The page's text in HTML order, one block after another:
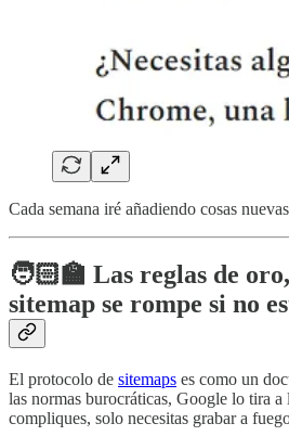
Cada semana iré añadiendo cosas
🧑🏻‍🏫 Las reglas de
sitemap se rompe si no
El protocolo de sitemaps es como un
las normas burocráticas, Google lo tira a
compliques, solo necesitas grabar a